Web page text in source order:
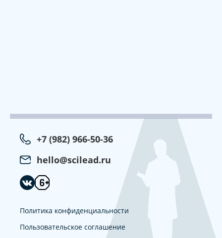
+7 (982) 966-50-36
hello@scilead.ru
Политика конфиденциальности
Пользовательское соглашение